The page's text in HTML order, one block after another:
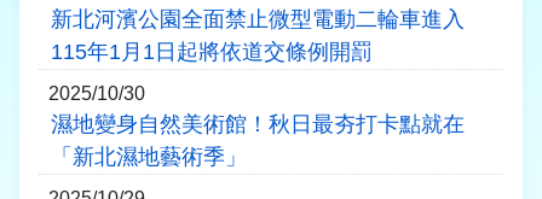
新北河濱公園全面禁止微型電動二輪車進入
115年1月1日起將依道交條例開罰
2025/10/30
濕地變身自然美術館！秋日最夯打卡點就在
「新北濕地藝術季」